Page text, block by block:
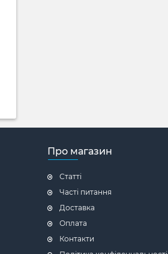
Про магазин
Статті
Часті питання
Доставка
Оплата
Контакти